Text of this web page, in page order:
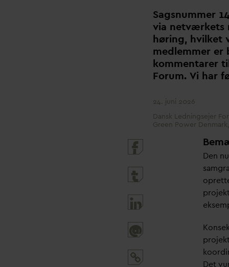
Sagsnummer
via netværkets
høring, hvilket
medlemmer er
kommentarer
Forum. Vi har
24. juni 2026
Dansk Ledningsejer
Green Power
@
Den
Det